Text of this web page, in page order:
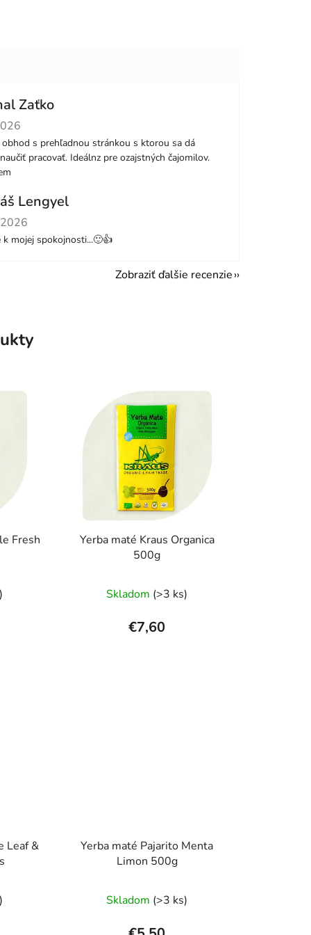
Zaťko
obchodu je 5 z 5 hviezdičiek.
obhod s prehľadnou stránkou s ktorou sa dá
pracovať. Ideálnz pre ozajstných čajomilov.
Lengyel
obchodu je 5 z 5 hviezdičiek.
k mojej spokojnosti...🙂👍
Zobraziť ďalšie recenzie
Fresh
Yerba maté Kraus Organica
500g
hodnotenie
produktu
je
Skladom (>3 ks)
€7,60
Leaf &
Yerba maté Pajarito Menta
Limon 500g
Skladom (>3 ks)